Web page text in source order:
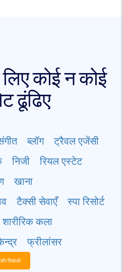
कोई न कोई
ढूंढिए
ब्लॉग
ट्रैवल एजेंसी
निजी
रियल एस्टेट
खाना
टैक्सी सेवाएँ
स्पा रिसोर्ट
शारीरिक कला
फ्रीलांसर
और दिखाओ